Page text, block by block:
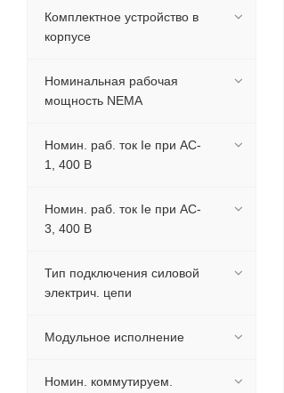
Комплектное устройство в
корпусе
Номинальная рабочая
мощность NEMA
Номин. раб. ток Ie при AC-
1, 400 В
Номин. раб. ток Ie при AC-
3, 400 В
Тип подключения силовой
электрич. цепи
Модульное исполнение
Номин. коммутируем.